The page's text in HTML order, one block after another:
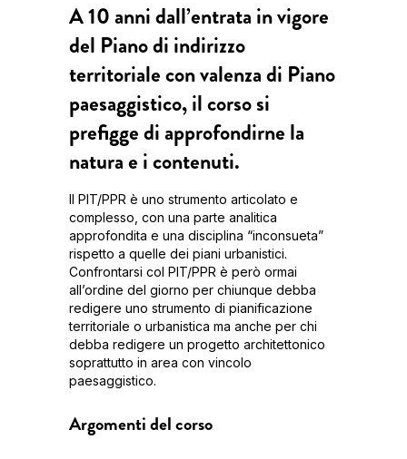
A 10 anni dall’entrata in vigore
del Piano di indirizzo
territoriale con valenza di Piano
paesaggistico, il corso si
prefigge di approfondirne la
natura e i contenuti.
Il PIT/PPR è uno strumento articolato e
complesso, con una parte analitica
approfondita e una disciplina “inconsueta”
rispetto a quelle dei piani urbanistici.
Confrontarsi col PIT/PPR è però ormai
all’ordine del giorno per chiunque debba
redigere uno strumento di pianificazione
territoriale o urbanistica ma anche per chi
debba redigere un progetto architettonico
soprattutto in area con vincolo
paesaggistico.
Argomenti del corso